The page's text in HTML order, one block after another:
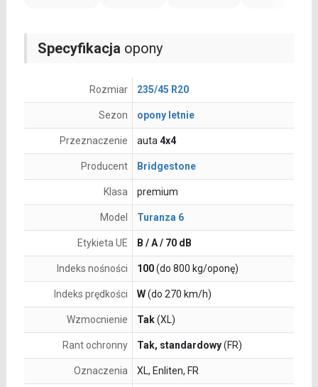
Specyfikacja opony
Rozmiar 235/45 R20
Sezon opony letnie
Przeznaczenie auta 4x4
Producent Bridgestone
Klasa premium
Model Turanza 6
Etykieta UE B / A / 70 dB
Indeks nośności 100(do 800 kg/oponę)
Indeks prędkości W(do 270 km/h)
Wzmocnienie Tak(XL)
Rant ochronny Tak, standardowy(FR)
Oznaczenia XL, Enliten, FR